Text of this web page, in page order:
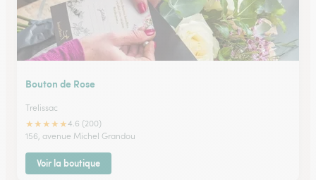
Bouton de Rose
Trelissac
★★★★★4.6 (200)
156, avenue Michel Grandou
Voir la boutique